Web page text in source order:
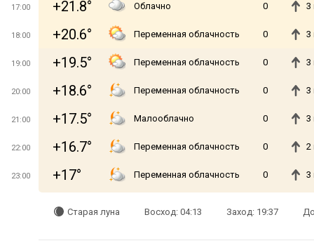
17:00 +21.8° Облачно 0 3
18:00 +20.6° Переменная облачность 0 3
19:00 +19.5° Переменная облачность 0 3
20:00 +18.6° Переменная облачность 0 3
21:00 +17.5° Малооблачно 0 3
22:00 +16.7° Переменная облачность 0 2
23:00 +17° Переменная облачность 0 3
Старая луна Восход: 04:13 Заход: 19:37